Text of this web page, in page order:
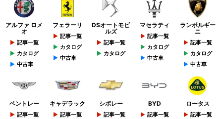
アルファ ロメ
オ
記事一覧
カタログ
中古車
フェラーリ
記事一覧
カタログ
中古車
DSオートモビ
ルズ
記事一覧
カタログ
マセラティ
記事一覧
カタログ
中古車
ランボルギー
ニ
記事一覧
カタログ
中古車
ベントレー
記事一覧
キャデラック
記事一覧
シボレー
記事一覧
BYD
記事一覧
ロータス
記事一覧